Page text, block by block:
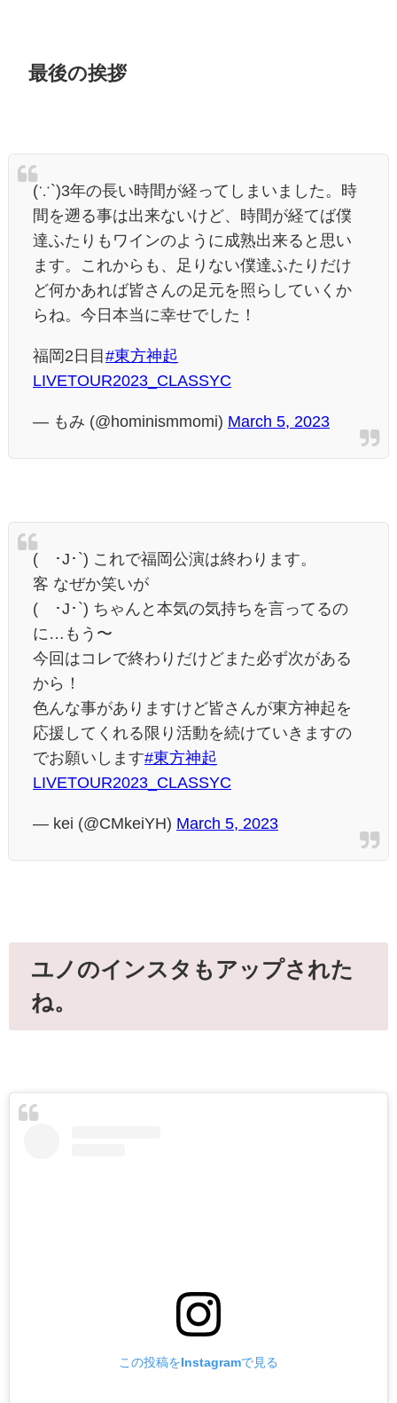
最後の挨拶
(∵`)3年の長い時間が経ってしまいました。時
間を遡る事は出来ないけど、時間が経てば僕
達ふたりもワインのように成熟出来ると思い
ます。これからも、足りない僕達ふたりだけ
ど何かあれば皆さんの足元を照らしていくか
らね。今日本当に幸せでした！
福岡2日目 #東方神起
LIVETOUR2023_CLASSYC
— もみ (@hominismmomi) March 5, 2023
(´･J･`) これで福岡公演は終わります。
客 なぜか笑いが
(´･J･`) ちゃんと本気の気持ちを言ってるの
に…もう〜
今回はコレで終わりだけどまた必ず次がある
から！
色んな事がありますけど皆さんが東方神起を
応援してくれる限り活動を続けていきますの
でお願いします#東方神起
LIVETOUR2023_CLASSYC
— kei (@CMkeiYH) March 5, 2023
ユノのインスタもアップされた
ね。
この投稿をInstagramで見る